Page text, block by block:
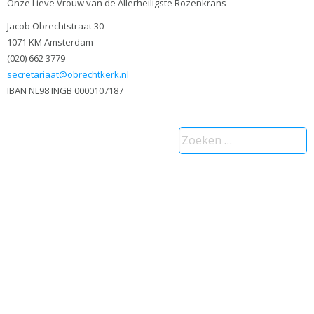
Onze Lieve Vrouw van de Allerheiligste Rozenkrans
Jacob Obrechtstraat 30
1071 KM Amsterdam
(020) 662 3779
secretariaat@obrechtkerk.nl
IBAN NL98 INGB 0000107187
Zoeken
naar: